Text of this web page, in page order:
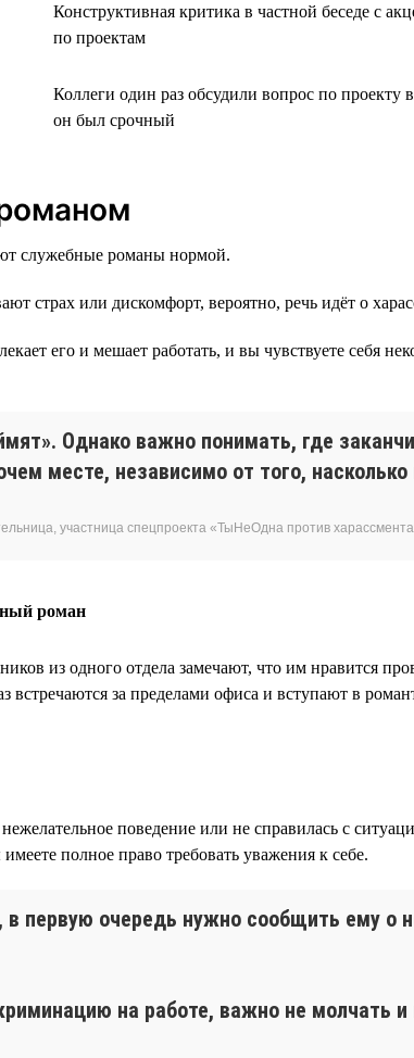
Конструктивная критика в частной беседе с
по проектам
Коллеги один раз обсудили вопрос по проекту
он был срочный
служебные романы нормой.
страх или дискомфорт, вероятно, речь идёт о
его и мешает работать, и вы чувствуете себя
Однако важно понимать, где
месте, независимо от того,
участница спецпроекта «ТыНеОдна против
роман
из одного отдела замечают, что им нравится
встречаются за пределами офиса и вступают в
поведение или не справилась с
полное право требовать уважения к себе.
первую очередь нужно сообщить ему о
на работе, важно не молчать и